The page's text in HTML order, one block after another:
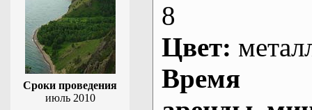
Сроки проведения
июль 2010
8
Цвет:
Время